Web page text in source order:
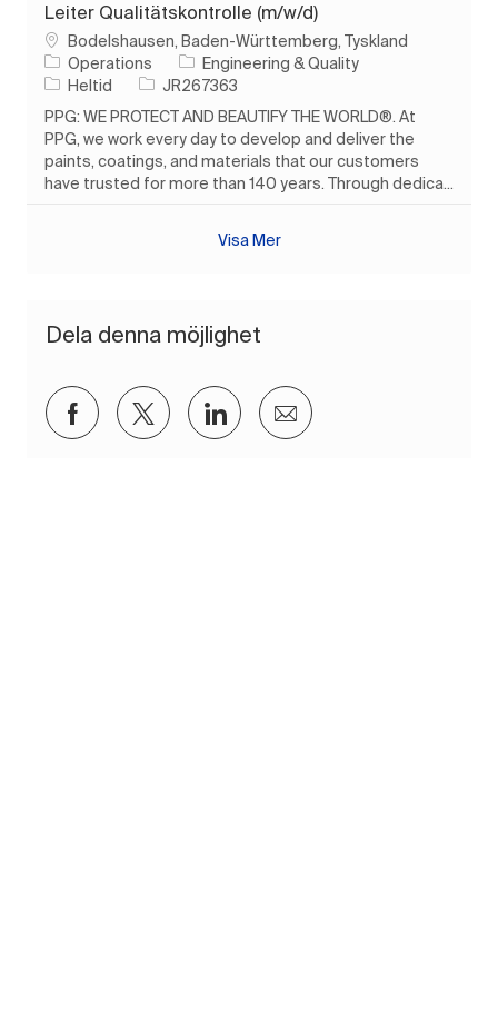
Leiter Qualitätskontrolle (m/w/d)
PlatsBodelshausen, Baden-Württemberg, Tyskland
Operations
Kategori
Engineering & Quality
Typ av jobb
Heltid Jobb-ID
JR267363
PPG: WE PROTECT AND BEAUTIFY THE WORLD®. At
PPG, we work every day to develop and deliver the
paints, coatings, and materials that our customers
have trusted for more than 140 years. Through dedica...
Visa Mer
Dela denna möjlighet
Dela via Facebook
Dela via twitter
Dela via LinkedIn
Dela via e-post